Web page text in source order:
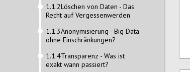
1.1.2Löschen von Daten - Das
Recht auf Vergessenwerden
1.1.3Anonymisierung - Big Data
ohne Einschränkungen?
1.1.4Transparenz - Was ist
exakt wann passiert?